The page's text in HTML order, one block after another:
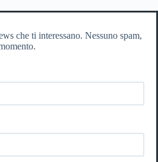
che ti interessano. Nessuno spam,